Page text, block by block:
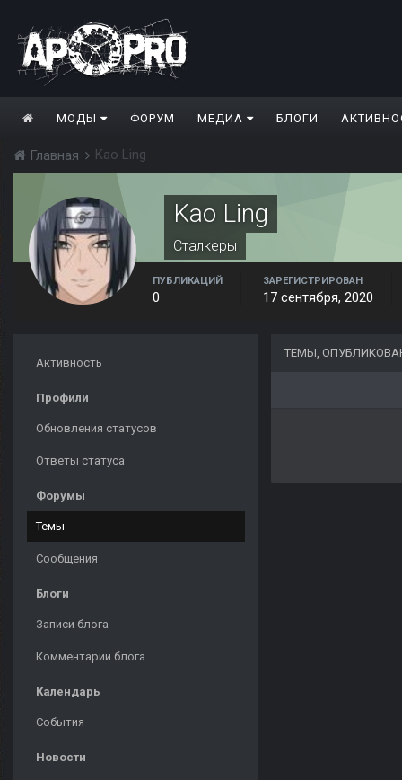
МОДЫ ФОРУМ МЕДИА БЛОГИ
Главная Kao Ling
Kao Ling
Сталкеры
ПУБЛИКАЦИЙ
0
ЗАРЕГИСТРИРОВАН
17 сентября, 2020
Активность
Профили
Обновления статусов
Ответы статуса
Форумы
Темы
Сообщения
Блоги
Записи блога
Комментарии блога
Календарь
События
Новости
ТЕМЫ,